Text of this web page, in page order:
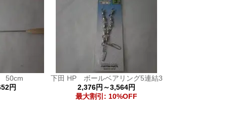
50cm
円
下田 HP ボールベアリング5連結3
2,376円～3,564円
最大割引: 10%OFF